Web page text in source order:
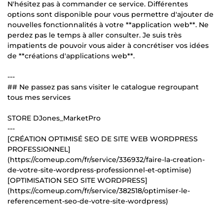
N'hésitez pas à commander ce service. Différentes
options sont disponible pour vous permettre d'ajouter de
nouvelles fonctionnalités à votre **application web**. Ne
perdez pas le temps à aller consulter. Je suis très
impatients de pouvoir vous aider à concrétiser vos idées
de **créations d'applications web**.
---
## Ne passez pas sans visiter le catalogue regroupant
tous mes services
STORE DJones_MarketPro
---
[CRÉATION OPTIMISÉ SEO DE SITE WEB WORDPRESS
PROFESSIONNEL]
(https://comeup.com/fr/service/336932/faire-la-creation-
de-votre-site-wordpress-professionnel-et-optimise)
[OPTIMISATION SEO SITE WORDPRESS]
(https://comeup.com/fr/service/382518/optimiser-le-
referencement-seo-de-votre-site-wordpress)